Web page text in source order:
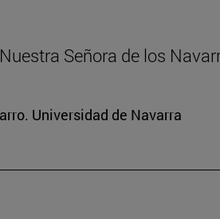
Señora de los
Universidad de Navarra